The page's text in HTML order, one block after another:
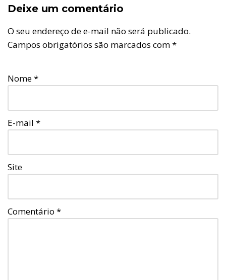
Deixe um comentário
O seu endereço de e-mail não será publicado.
Campos obrigatórios são marcados com*
Nome*
E-mail *
Site
Comentário *